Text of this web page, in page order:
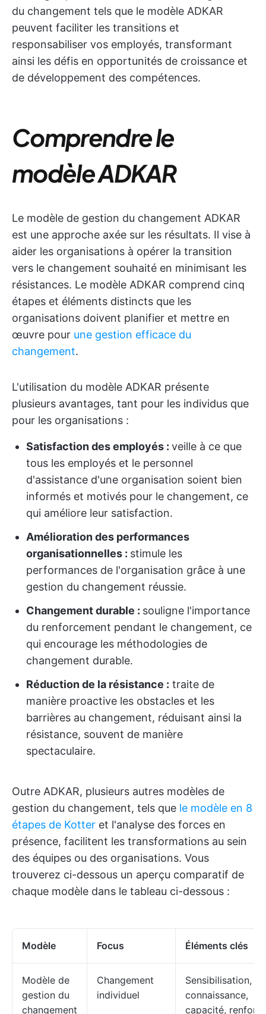
du changement tels que le modèle ADKAR
peuvent faciliter les transitions et
responsabiliser vos employés, transformant
ainsi les défis en opportunités de croissance et
de développement des compétences.
Comprendre le
modèle ADKAR
Le modèle de gestion du changement ADKAR
est une approche axée sur les résultats. Il vise à
aider les organisations à opérer la transition
vers le changement souhaité en minimisant les
résistances. Le modèle ADKAR comprend cinq
étapes et éléments distincts que les
organisations doivent planifier et mettre en
œuvre pour une gestion efficace du
changement.
L'utilisation du modèle ADKAR présente
plusieurs avantages, tant pour les individus que
pour les organisations :
Satisfaction des employés : veille à ce que
tous les employés et le personnel
d'assistance d'une organisation soient bien
informés et motivés pour le changement, ce
qui améliore leur satisfaction.
Amélioration des performances
organisationnelles : stimule les
performances de l'organisation grâce à une
gestion du changement réussie.
Changement durable : souligne l'importance
du renforcement pendant le changement, ce
qui encourage les méthodologies de
changement durable.
Réduction de la résistance : traite de
manière proactive les obstacles et les
barrières au changement, réduisant ainsi la
résistance, souvent de manière
spectaculaire.
Outre ADKAR, plusieurs autres modèles de
gestion du changement, tels que le modèle en 8
étapes de Kotter et l'analyse des forces en
présence, facilitent les transformations au sein
des équipes ou des organisations. Vous
trouverez ci-dessous un aperçu comparatif de
chaque modèle dans le tableau ci-dessous :
Modèle Focus Éléments clés
Modèle de
gestion du
changement
Changement
individuel
Sensibilisation,
connaissance,
capacité,